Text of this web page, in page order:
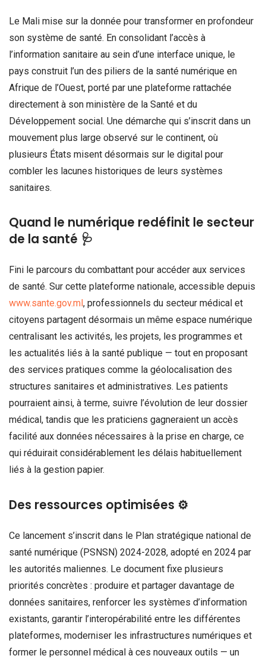
Le Mali mise sur la donnée pour transformer en profondeur
son système de santé. En consolidant l’accès à
l’information sanitaire au sein d’une interface unique, le
pays construit l’un des piliers de la santé numérique en
Afrique de l’Ouest, porté par une plateforme rattachée
directement à son ministère de la Santé et du
Développement social. Une démarche qui s’inscrit dans un
mouvement plus large observé sur le continent, où
plusieurs États misent désormais sur le digital pour
combler les lacunes historiques de leurs systèmes
sanitaires.
Quand le numérique redéfinit le secteur
de la santé 🩺
Fini le parcours du combattant pour accéder aux services
de santé. Sur cette plateforme nationale, accessible depuis
www.sante.gov.ml , professionnels du secteur médical et
citoyens partagent désormais un même espace numérique
centralisant les activités, les projets, les programmes et
les actualités liés à la santé publique — tout en proposant
des services pratiques comme la géolocalisation des
structures sanitaires et administratives. Les patients
pourraient ainsi, à terme, suivre l’évolution de leur dossier
médical, tandis que les praticiens gagneraient un accès
facilité aux données nécessaires à la prise en charge, ce
qui réduirait considérablement les délais habituellement
liés à la gestion papier.
Des ressources optimisées ⚙️
Ce lancement s’inscrit dans le Plan stratégique national de
santé numérique (PSNSN) 2024-2028, adopté en 2024 par
les autorités maliennes. Le document fixe plusieurs
priorités concrètes : produire et partager davantage de
données sanitaires, renforcer les systèmes d’information
existants, garantir l’interopérabilité entre les différentes
plateformes, moderniser les infrastructures numériques et
former le personnel médical à ces nouveaux outils — un